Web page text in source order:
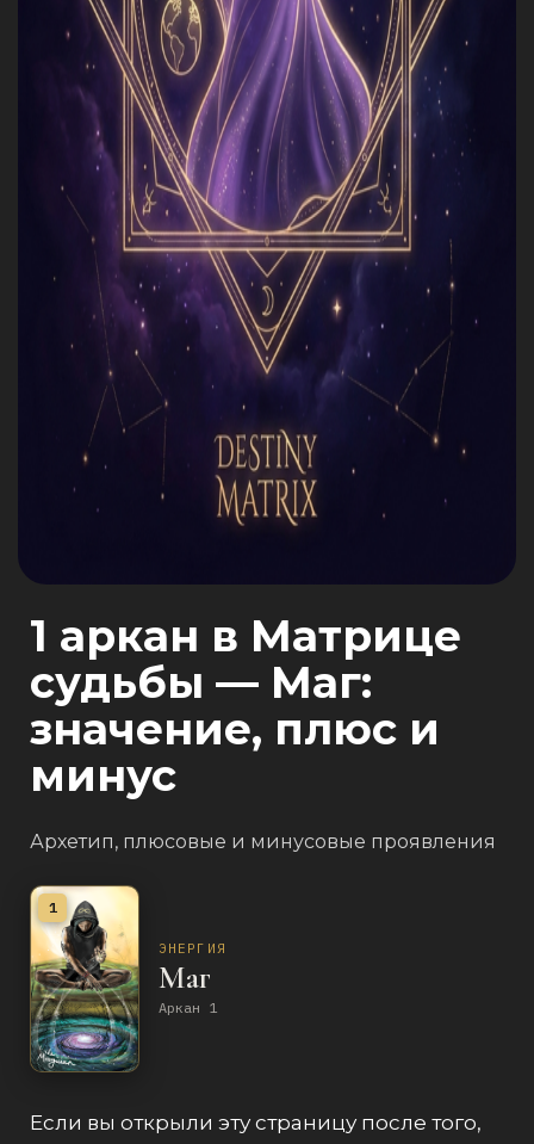
1 аркан в Матрице
судьбы — Маг:
значение, плюс и
минус
Архетип, плюсовые и минусовые проявления
1
ЭНЕРГИЯ
Маг
Аркан 1
Если вы открыли эту страницу после того,